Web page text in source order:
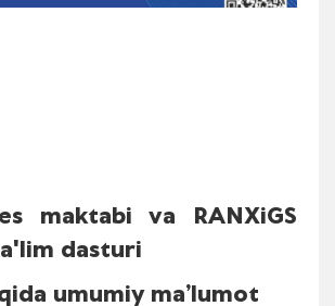
maktabi va RANXiGS
dasturi
umumiy ma’lumot